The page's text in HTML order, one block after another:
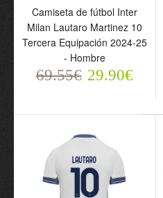
Camiseta de fútbol Inter
Milan Lautaro Martinez
10 Primera Equipación
2025-26 - Hombre
69.55€ 29.90€
Camiseta de fútbol Inter
Milan Lautaro Martinez 10
Tercera Equipación 2024-25
- Hombre
69.55€ 29.90€